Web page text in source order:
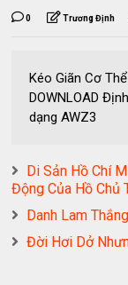
0 Trương Định
Kéo Giãn Cơ
dạng
Di Sản Hồ Chí
Động Của Hồ Chủ
Danh Lam
Đời Hơi Dở